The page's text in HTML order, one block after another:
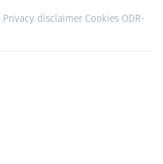
Privacy disclaimer Cookies ODR-